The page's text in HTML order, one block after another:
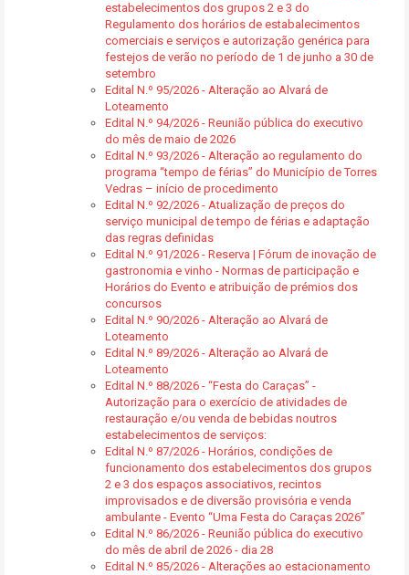
estabelecimentos dos grupos 2 e 3 do
Regulamento dos horários de estabalecimentos
comerciais e serviços e autorização genérica para
festejos de verão no período de 1 de junho a 30 de
setembro
Edital N.º 95/2026 - Alteração ao Alvará de
Loteamento
Edital N.º 94/2026 - Reunião pública do executivo
do mês de maio de 2026
Edital N.º 93/2026 - Alteração ao regulamento do
programa “tempo de férias” do Município de Torres
Vedras – início de procedimento
Edital N.º 92/2026 - Atualização de preços do
serviço municipal de tempo de férias e adaptação
das regras definidas
Edital N.º 91/2026 - Reserva | Fórum de inovação de
gastronomia e vinho - Normas de participação e
Horários do Evento e atribuição de prémios dos
concursos
Edital N.º 90/2026 - Alteração ao Alvará de
Loteamento
Edital N.º 89/2026 - Alteração ao Alvará de
Loteamento
Edital N.º 88/2026 - “Festa do Caraças” -
Autorização para o exercício de atividades de
restauração e/ou venda de bebidas noutros
estabelecimentos de serviços:
Edital N.º 87/2026 - Horários, condições de
funcionamento dos estabelecimentos dos grupos
2 e 3 dos espaços associativos, recintos
improvisados e de diversão provisória e venda
ambulante - Evento “Uma Festa do Caraças 2026”
Edital N.º 86/2026 - Reunião pública do executivo
do mês de abril de 2026 - dia 28
Edital N.º 85/2026 - Alterações ao estacionamento